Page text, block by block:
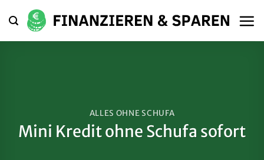
Inhalt
springen
ALLES OHNE SCHUFA
Mini Kredit ohne Schufa sofort